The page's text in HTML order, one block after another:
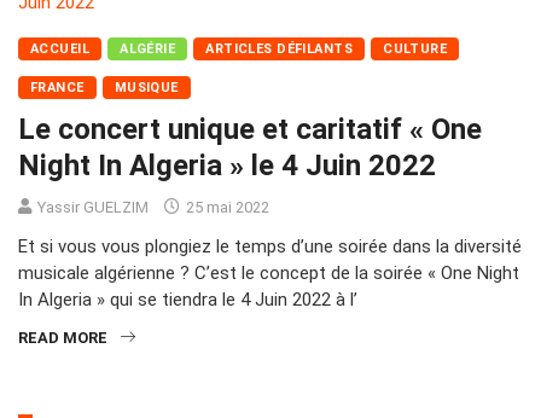
ACCUEIL ALGÉRIE ARTICLES DÉFILANTS CULTURE
FRANCE MUSIQUE
Le concert unique et caritatif « One
Night In Algeria » le 4 Juin 2022
Yassir GUELZIM 25 mai 2022
Et si vous vous plongiez le temps d’une soirée dans la diversité
musicale algérienne ? C’est le concept de la soirée « One Night
In Algeria » qui se tiendra le 4 Juin 2022 à l’
READ MORE